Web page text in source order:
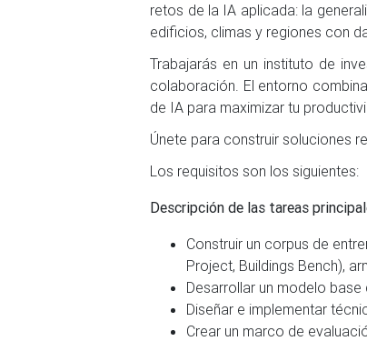
retos de la IA aplicada: la
edificios, climas y regiones con
Trabajarás en un instituto de
colaboración. El entorno
de IA para maximizar tu
Únete para construir soluciones
Los requisitos son los siguientes:
Descripción de las tareas
Construir un corpus de
Project, Buildings Bench),
Desarrollar un modelo
Diseñar e implementar
Crear un marco de